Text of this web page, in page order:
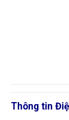
Thông tin